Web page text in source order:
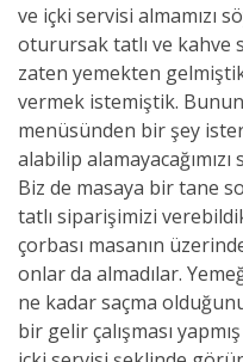
ve içki servisi almamızı
oturursak tatlı ve kahve
zaten yemekten
vermek istemiştik.
menüsünden bir şey
alabilip
Biz de masaya bir tane
tatlı siparişimizi
çorbası masanın
onlar da almadılar.
ne kadar saçma
bir gelir çalışması